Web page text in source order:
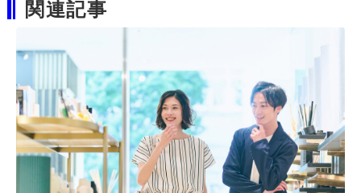
関連記事